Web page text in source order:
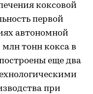
коксовой
первой
автономной
млн тонн кокса в
еще два
при